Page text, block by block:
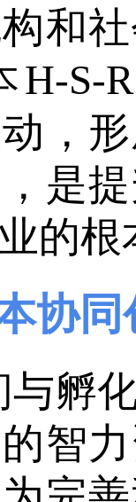
和
H-S-
，
是
的根
协同
与孵
智